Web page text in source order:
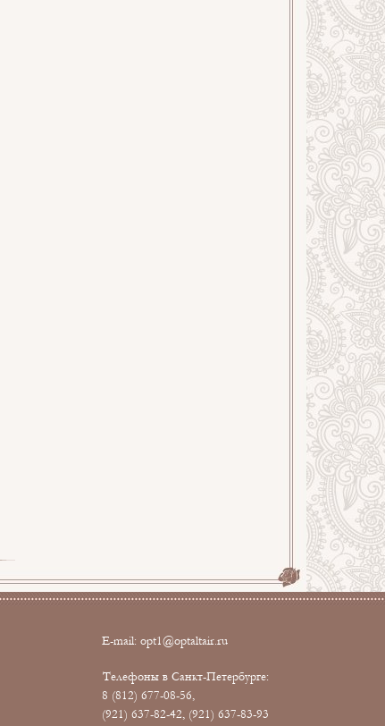
E-mail: opt1@optaltair.ru
Телефоны в Санкт-Петербурге:
8 (812) 677-08-56,
(921) 637-82-42, (921) 637-83-93